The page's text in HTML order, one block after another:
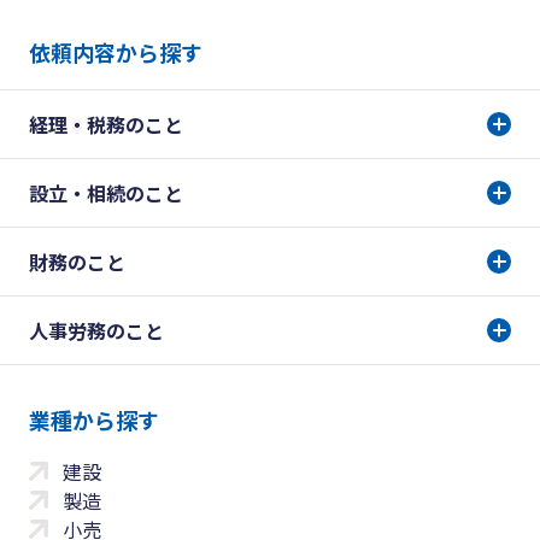
依頼内容から探す
経理・税務のこと
設立・相続のこと
財務のこと
人事労務のこと
業種から探す
建設
製造
小売